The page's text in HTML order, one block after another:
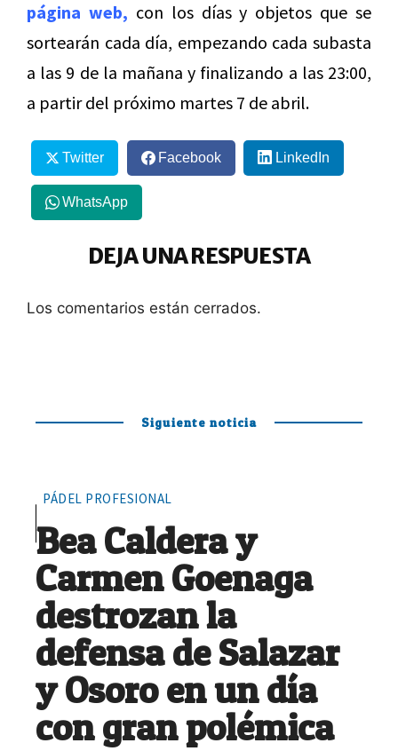
página web, con los días y objetos que se
sortearán cada día, empezando cada subasta
a las 9 de la mañana y finalizando a las 23:00,
a partir del próximo martes 7 de abril.
Twitter Facebook LinkedIn
WhatsApp
DEJA UNA RESPUESTA
Los comentarios están cerrados.
Siguiente noticia
PÁDEL PROFESIONAL
Bea Caldera y
Carmen Goenaga
destrozan la
defensa de Salazar
y Osoro en un día
con gran polémica